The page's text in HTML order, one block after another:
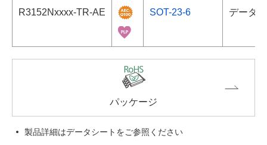
R3152Nxxxx-TR-AE SOT-23-6 データ
パッケージ
製品詳細はデータシートをご参照ください